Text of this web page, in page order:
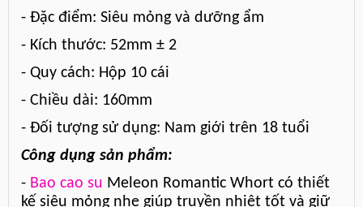
- Đặc điểm: Siêu mỏng và dưỡng ẩm
- Kích thước: 52mm ± 2
- Quy cách: Hộp 10 cái
- Chiều dài: 160mm
- Đối tượng sử dụng: Nam giới trên 18 tuổi
Công dụng sản phẩm:
- Bao cao su Meleon Romantic Whort có thiết
kế siêu mỏng nhẹ giúp truyền nhiệt tốt và giữ